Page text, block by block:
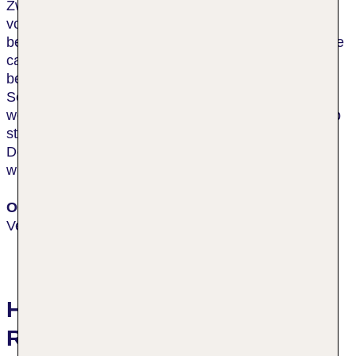
Zwischen Nizza und Cannes gelegen und nur 14 km
vom Flughafen entfernt. Die leichte Hanglage bietet
beste Voraussetzungen für einen tollen Weitblick. Die
ca. ein Hektar große Hotelanalage ist mit Bäumen
bewachsen, so dass hier genügend kühle
Schattenplätze vorhanden sind. Das Restaurant ist
weithin für seine gute Küche bekannt. Als Ausflugstip
steht die Chapelle du Rosaire im
Dominikanerinnenkloster ganz hoch im Kurs. Diese
wurde von Henri Matisse ausgestaltet.
Ort
Vence
Hotelbewertungen Hotel Spa &
Restaurant Cantemerle